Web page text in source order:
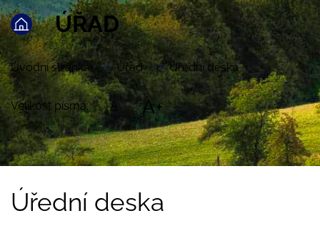
ÚŘAD
Úvodní stránka Úřad Úřední deska
Velikost písma: A A+
Úřední deska